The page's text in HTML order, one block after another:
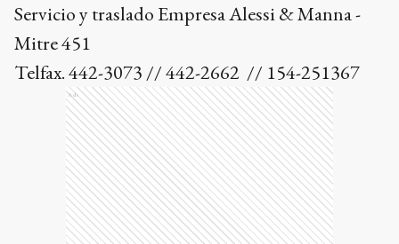
Servicio y traslado Empresa Alessi & Manna -
Mitre 451
Telfax. 442-3073 // 442-2662 // 154-251367
Ads